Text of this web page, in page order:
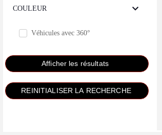
COULEUR
Véhicules avec 360°